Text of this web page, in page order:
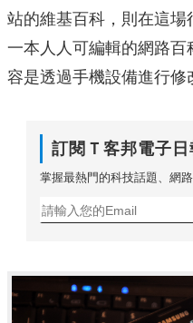
站的維基百科，則在這
一本人人可編輯的網路
容是透過手機設備進行修
訂閱Ｔ客邦電子日
掌握最熱門的科技話題、網